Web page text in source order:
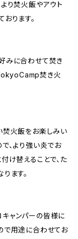
り焚火飯やアウト
ります。
みに合わせて焚き
焚き火
焚火飯をお楽しみい
、より強い炎でお
け替えることで、た
ます。
ャンパーの皆様に
で用途に合わせてお